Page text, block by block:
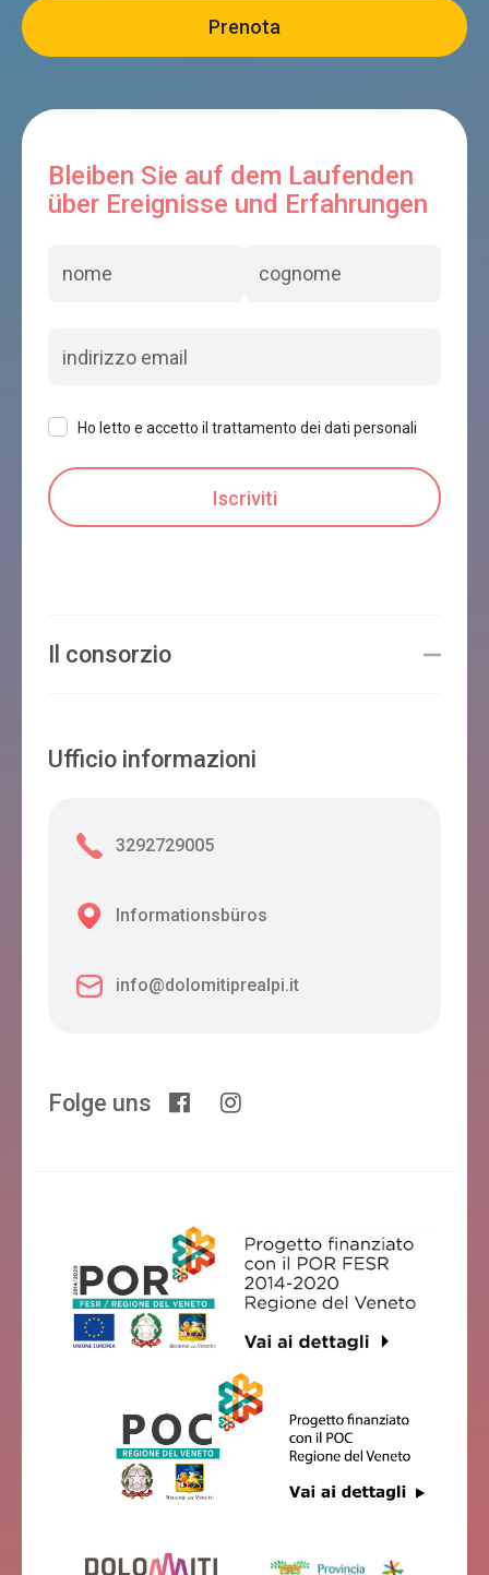
Bleiben Sie auf dem Laufenden
über Ereignisse und Erfahrungen
Ho letto e accetto il trattamento dei dati personali
Il consorzio
Ufficio informazioni
3292729005
Informationsbüros
info@dolomitiprealpi.it
Folge uns